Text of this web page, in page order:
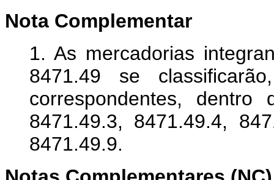
Nota Complementar
1. As mercadorias
8471.49 se
correspondentes, dentro
8471.49.3, 8471.49.4,
8471.49.9.